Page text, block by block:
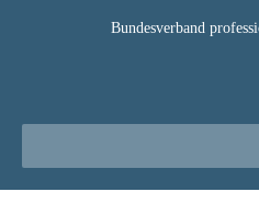
Bundesverband